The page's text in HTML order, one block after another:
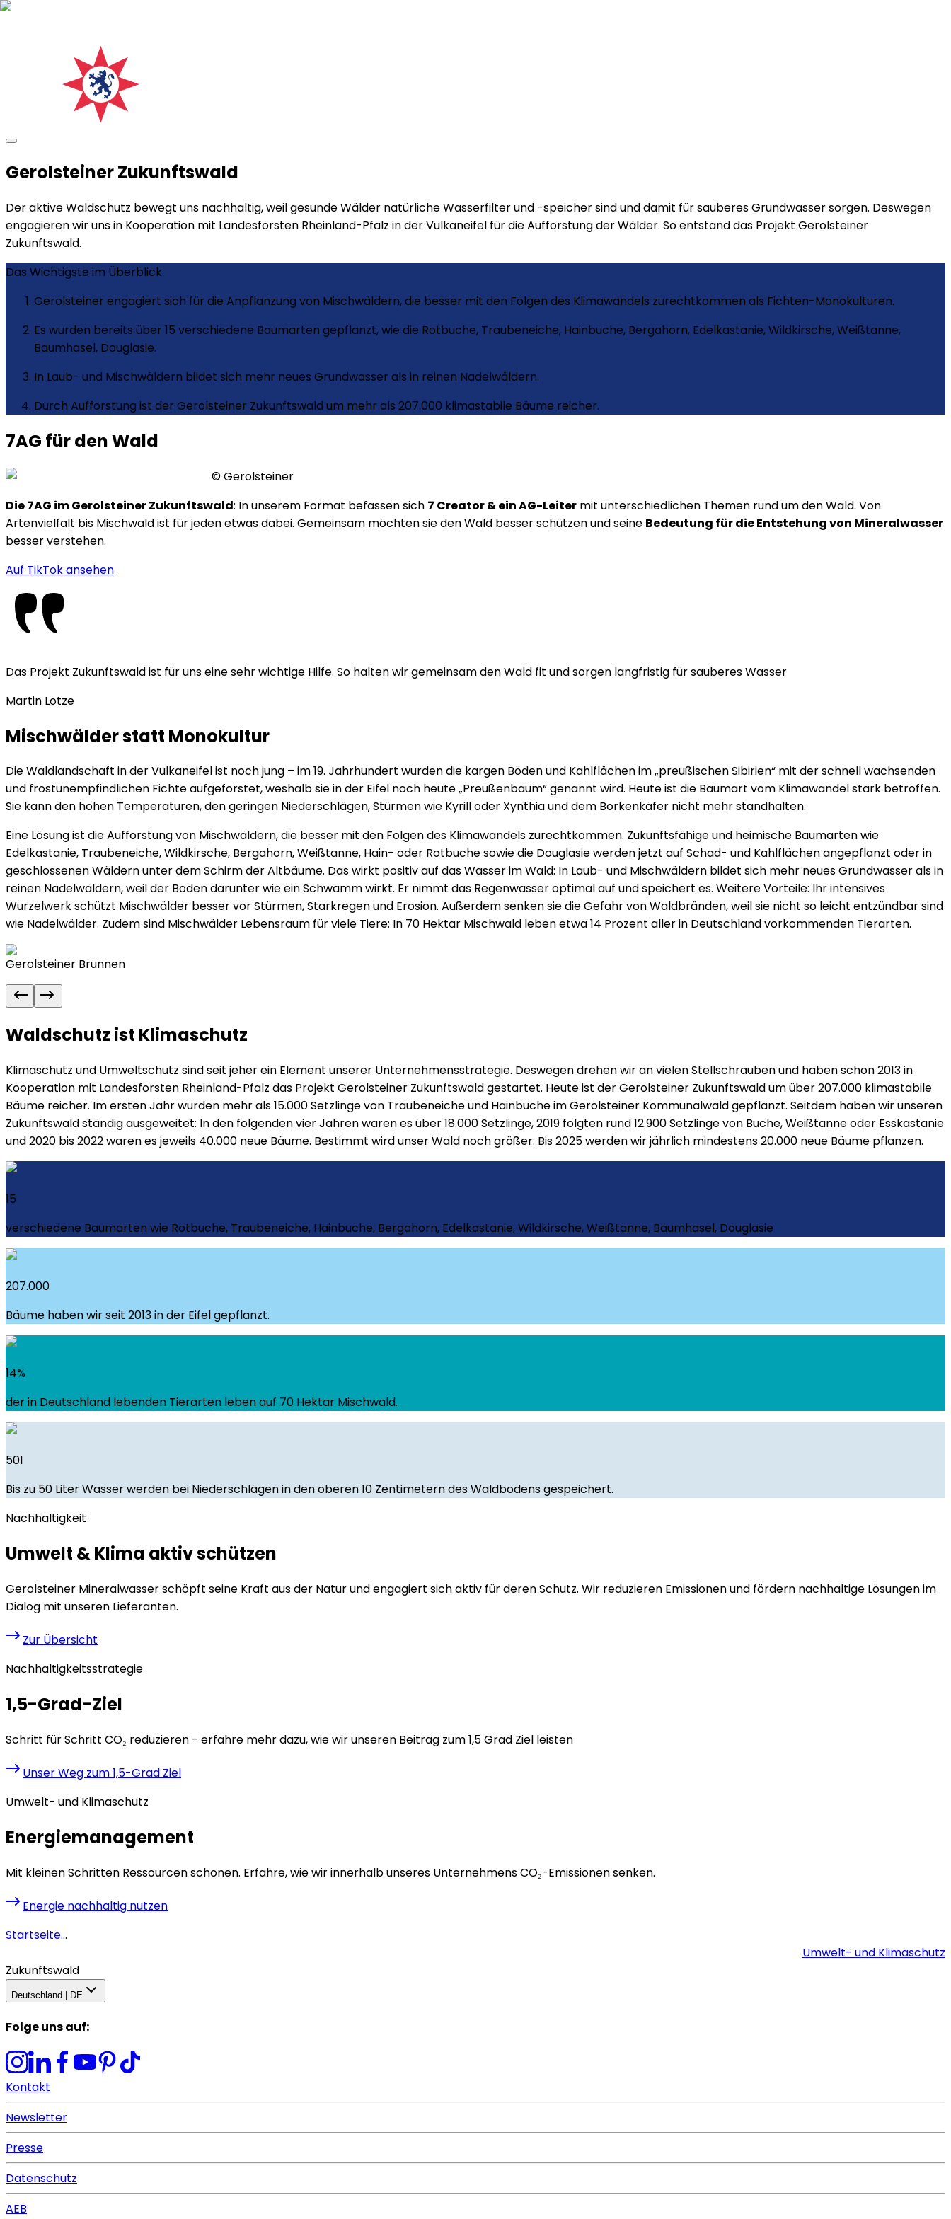
Gerolsteiner Zukunftswald
Der aktive Waldschutz bewegt uns nachhaltig, weil gesunde Wälder natürliche Wasserfilter und -speicher sind und damit für sauberes Grundwasser sorgen. Deswegen
engagieren wir uns in Kooperation mit Landesforsten Rheinland-Pfalz in der Vulkaneifel für die Aufforstung der Wälder. So entstand das Projekt Gerolsteiner
Zukunftswald.
Das Wichtigste im Überblick
Gerolsteiner engagiert sich für die Anpflanzung von Mischwäldern, die besser mit den Folgen des Klimawandels zurechtkommen als Fichten-Monokulturen.
Es wurden bereits über 15 verschiedene Baumarten gepflanzt, wie die Rotbuche, Traubeneiche, Hainbuche, Bergahorn, Edelkastanie, Wildkirsche, Weißtanne,
Baumhasel, Douglasie.
In Laub- und Mischwäldern bildet sich mehr neues Grundwasser als in reinen Nadelwäldern.
Durch Aufforstung ist der Gerolsteiner Zukunftswald um mehr als 207.000 klimastabile Bäume reicher.
7AG für den Wald
©Gerolsteiner
Die 7AG im Gerolsteiner Zukunftswald: In unserem Format befassen sich 7 Creator & ein AG-Leiter mit unterschiedlichen Themen rund um den Wald. Von
Artenvielfalt bis Mischwald ist für jeden etwas dabei. Gemeinsam möchten sie den Wald besser schützen und seine Bedeutung für die Entstehung von Mineralwasser
besser verstehen.​
Auf TikTok ansehen
Das Projekt Zukunftswald ist für uns eine sehr wichtige Hilfe. So halten wir gemeinsam den Wald fit und sorgen langfristig für sauberes Wasser
Martin Lotze
Mischwälder statt Monokultur
Die Waldlandschaft in der Vulkaneifel ist noch jung – im 19. Jahrhundert wurden die kargen Böden und Kahlflächen im „preußischen Sibirien“ mit der schnell wachsenden
und frostunempfindlichen Fichte aufgeforstet, weshalb sie in der Eifel noch heute „Preußenbaum“ genannt wird. Heute ist die Baumart vom Klimawandel stark betroffen.
Sie kann den hohen Temperaturen, den geringen Niederschlägen, Stürmen wie Kyrill oder Xynthia und dem Borkenkäfer nicht mehr standhalten.
Eine Lösung ist die Aufforstung von Mischwäldern, die besser mit den Folgen des Klimawandels zurechtkommen. Zukunftsfähige und heimische Baumarten wie
Edelkastanie, Traubeneiche, Wildkirsche, Bergahorn, Weißtanne, Hain- oder Rotbuche sowie die Douglasie werden jetzt auf Schad- und Kahlflächen angepflanzt oder in
geschlossenen Wäldern unter dem Schirm der Altbäume. Das wirkt positiv auf das Wasser im Wald: In Laub- und Mischwäldern bildet sich mehr neues Grundwasser als in
reinen Nadelwäldern, weil der Boden darunter wie ein Schwamm wirkt. Er nimmt das Regenwasser optimal auf und speichert es. Weitere Vorteile: Ihr intensives
Wurzelwerk schützt Mischwälder besser vor Stürmen, Starkregen und Erosion. Außerdem senken sie die Gefahr von Waldbränden, weil sie nicht so leicht entzündbar sind
wie Nadelwälder. Zudem sind Mischwälder Lebensraum für viele Tiere: In 70 Hektar Mischwald leben etwa 14 Prozent aller in Deutschland vorkommenden Tierarten.
Gerolsteiner Brunnen
Waldschutz ist Klimaschutz
Klimaschutz und Umweltschutz sind seit jeher ein Element unserer Unternehmensstrategie. Deswegen drehen wir an vielen Stellschrauben und haben schon 2013 in
Kooperation mit Landesforsten Rheinland-Pfalz das Projekt Gerolsteiner Zukunftswald gestartet. Heute ist der Gerolsteiner Zukunftswald um über 207.000 klimastabile
Bäume reicher. Im ersten Jahr wurden mehr als 15.000 Setzlinge von Traubeneiche und Hainbuche im Gerolsteiner Kommunalwald gepflanzt. Seitdem haben wir unseren
Zukunftswald ständig ausgeweitet: In den folgenden vier Jahren waren es über 18.000 Setzlinge, 2019 folgten rund 12.900 Setzlinge von Buche, Weißtanne oder Esskastanie
und 2020 bis 2022 waren es jeweils 40.000 neue Bäume. Bestimmt wird unser Wald noch größer: Bis 2025 werden wir jährlich mindestens 20.000 neue Bäume pflanzen.
15
verschiedene Baumarten wie Rotbuche, Traubeneiche, Hainbuche, Bergahorn, Edelkastanie, Wildkirsche, Weißtanne, Baumhasel, Douglasie
207.000
Bäume haben wir seit 2013 in der Eifel gepflanzt.
14%
der in Deutschland lebenden Tierarten leben auf 70 Hektar Mischwald.
50l
Bis zu 50 Liter Wasser werden bei Niederschlägen in den oberen 10 Zentimetern des Waldbodens gespeichert.
Nachhaltigkeit
Umwelt & Klima aktiv schützen
Gerolsteiner Mineralwasser schöpft seine Kraft aus der Natur und engagiert sich aktiv für deren Schutz. Wir reduzieren Emissionen und fördern nachhaltige Lösungen im
Dialog mit unseren Lieferanten.
Zur Übersicht
Nachhaltigkeitsstrategie
1,5-Grad-Ziel
Schritt für Schritt CO₂ reduzieren - erfahre mehr dazu, wie wir unseren Beitrag zum 1,5 Grad Ziel leisten
Unser Weg zum 1,5-Grad Ziel
Umwelt- und Klimaschutz
Energiemanagement
Mit kleinen Schritten Ressourcen schonen. Erfahre, wie wir innerhalb unseres Unternehmens CO₂-Emissionen senken.
Energie nachhaltig nutzen
Startseite...
Umwelt- und Klimaschutz
Zukunftswald
Deutschland | DE
Folge uns auf:
Kontakt
Newsletter
Presse
Datenschutz
AEB